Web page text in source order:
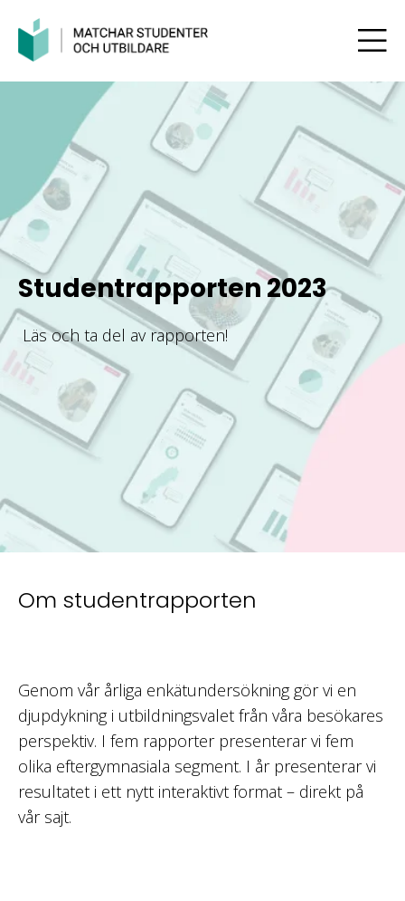
Studentrapporten 2023
Läs och ta del av rapporten!
Om studentrapporten
Genom vår årliga enkätundersökning gör vi en
djupdykning i utbildningsvalet från våra besökares
perspektiv. I fem rapporter presenterar vi fem
olika eftergymnasiala segment. I år presenterar vi
resultatet i ett nytt interaktivt format – direkt på
vår sajt.